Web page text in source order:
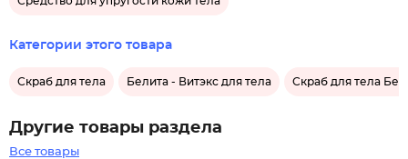
Категории этого товара
Скраб для тела Белита - Витэкс для тела Скраб для тела
Другие товары раздела
Все товары